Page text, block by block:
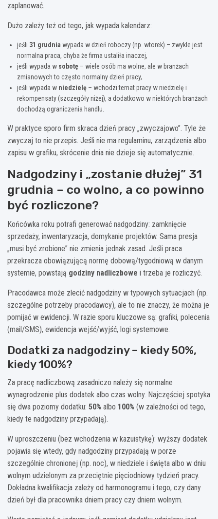
zaplanować.
Dużo zależy też od tego, jak wypada kalendarz:
jeśli 31 grudnia wypada w dzień roboczy (np. wtorek) – zwykle jest
normalna praca, chyba że firma ustaliła inaczej,
jeśli wypada w sobotę – wiele osób ma wolne, ale w branżach
zmianowych to często normalny dzień pracy,
jeśli wypada w niedzielę – wchodzi temat pracy w niedzielę i
rekompensaty (szczegóły niżej), a dodatkowo w niektórych branżach
dochodzą ograniczenia handlu.
W praktyce sporo firm skraca dzień pracy „zwyczajowo”. Tyle że
zwyczaj to nie przepis. Jeśli nie ma regulaminu, zarządzenia albo
zapisu w grafiku, skrócenie dnia nie dzieje się automatycznie.
Nadgodziny i „zostanie dłużej” 31
grudnia – co wolno, a co powinno
być rozliczone?
Końcówka roku potrafi generować nadgodziny: zamknięcie
sprzedaży, inwentaryzacja, domykanie projektów. Sama presja
„musi być zrobione” nie zmienia jednak zasad. Jeśli praca
przekracza obowiązującą normę dobową/tygodniową w danym
systemie, powstają godziny nadliczbowe i trzeba je rozliczyć.
Pracodawca może zlecić nadgodziny w typowych sytuacjach (np.
szczególne potrzeby pracodawcy), ale to nie znaczy, że można je
pomijać w ewidencji. W razie sporu kluczowe są: grafiki, polecenia
(mail/SMS), ewidencja wejść/wyjść, logi systemowe.
Dodatki za nadgodziny – kiedy 50%,
kiedy 100%?
Za pracę nadliczbową zasadniczo należy się normalne
wynagrodzenie plus dodatek albo czas wolny. Najczęściej spotyka
się dwa poziomy dodatku: 50% albo 100% (w zależności od tego,
kiedy te nadgodziny przypadają).
W uproszczeniu (bez wchodzenia w kazuistykę): wyższy dodatek
pojawia się wtedy, gdy nadgodziny przypadają w porze
szczególnie chronionej (np. noc), w niedziele i święta albo w dniu
wolnym udzielonym za przeciętnie pięciodniowy tydzień pracy.
Dokładna kwalifikacja zależy od harmonogramu i tego, czy dany
dzień był dla pracownika dniem pracy czy dniem wolnym.